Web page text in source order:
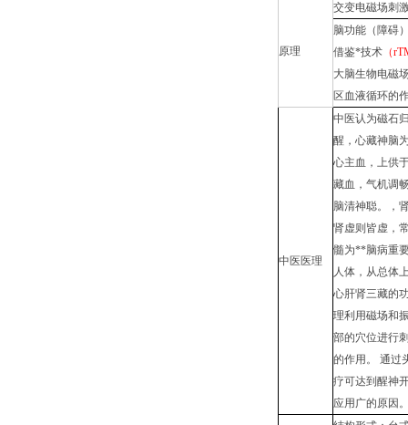
原理
交变电磁场
脑功能（障碍
借鉴*技术 （
大脑生物电磁
区血液循环的
中医医理
中医认为磁石
醒，心藏神脑
心主血，上供
藏血，气机调
脑清神聪。，
肾虚则皆虚，
髓为**脑病重
人体，从总体
心肝肾三藏的
理利用磁场和
部的穴位进行
的作用。 通过
疗可达到醒神
应用广的原因